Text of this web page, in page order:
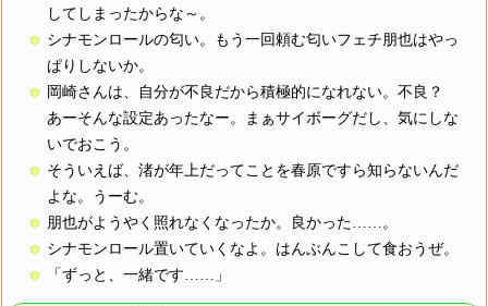
してしまったからな～。
シナモンロールの匂い。もう一回頼む匂いフェチ朋也はやっ
ぱりしないか。
岡崎さんは、自分が不良だから積極的になれない。不良？
あーそんな設定あったなー。まぁサイボーグだし、気にしな
いでおこう。
そういえば、渚が年上だってことを春原ですら知らないんだ
よな。うーむ。
朋也がようやく照れなくなったか。良かった……。
シナモンロール置いていくなよ。はんぶんこして食おうぜ。
「ずっと、一緒です……」